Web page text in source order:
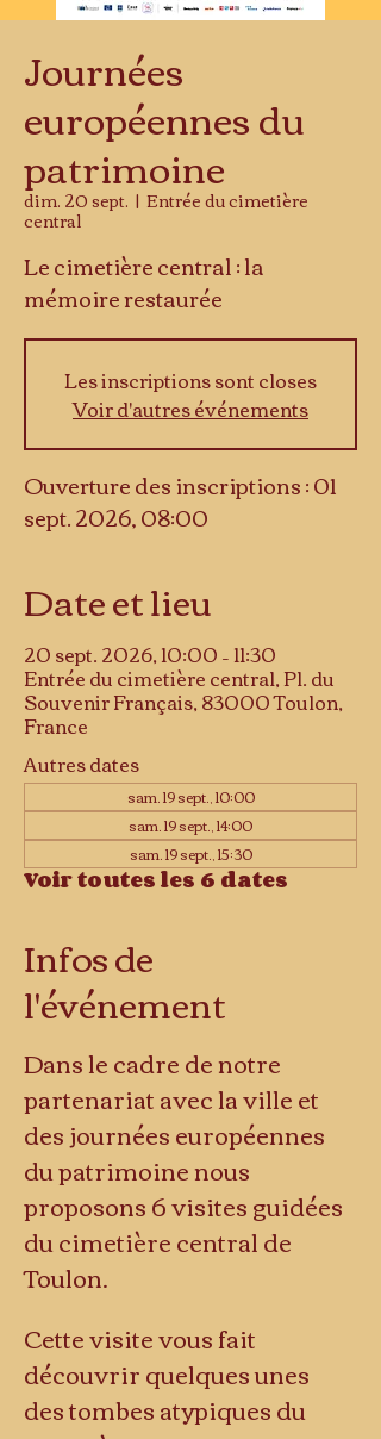
Journées
européennes du
patrimoine
dim. 20 sept.
  |
Entrée du cimetière
central
Le cimetière central : la
mémoire restaurée
Les inscriptions sont closes
Voir d'autres événements
Ouverture des inscriptions : 01
sept. 2026, 08:00
Date et lieu
20 sept. 2026, 10:00 – 11:30
Entrée du cimetière central, Pl. du
Souvenir Français, 83000 Toulon,
France
Autres dates
sam. 19 sept., 10:00
sam. 19 sept., 14:00
sam. 19 sept., 15:30
Voir toutes les 6 dates
Infos de
l'événement
Dans le cadre de notre
partenariat avec la ville et
des journées européennes
du patrimoine nous
proposons 6 visites guidées
du cimetière central de
Toulon.
Cette visite vous fait
découvrir quelques unes
des tombes atypiques du